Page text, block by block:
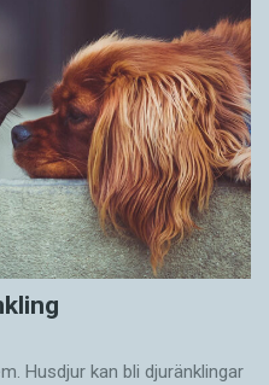
Husdjur kan bli djuränklingar